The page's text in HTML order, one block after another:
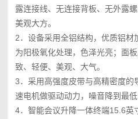
露连接线、无连接背板、无外露
美观大方。
2．设备采用全铝结构，优质铝材
为阳极氧化处理，色泽光亮；面
致、轻便、美观、大气。
3．采用高强度皮带与高精密度的
速电机做驱动动力，噪音降到最低
4．智能会议升降一体终端15.6英